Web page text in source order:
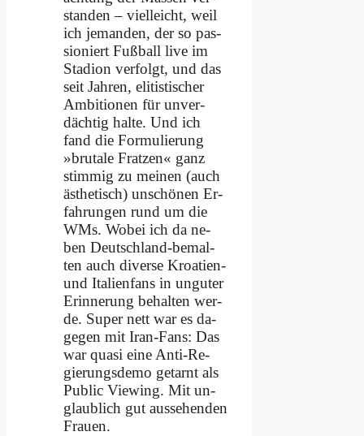
stan­den – viel­leicht, weil
ich je­man­den, der so pas­
sio­niert Fuß­ball live im
Sta­di­on ver­folgt, und das
seit Jah­ren, eli­ti­sti­scher
Am­bi­tio­nen für un­ver­
däch­tig hal­te. Und ich
fand die For­mu­lie­rung
»bru­ta­le Frat­zen« ganz
stim­mig zu mei­nen (auch
äs­the­tisch) un­schö­nen Er­
fah­run­gen rund um die
WMs. Wo­bei ich da ne­
ben Deutsch­land-be­mal­
ten auch di­ver­se Kroa­ti­en-
und Ita­li­en­fans in un­gu­ter
Er­in­ne­rung be­hal­ten wer­
de. Su­per nett war es da­
ge­gen mit Iran-Fans: Das
war qua­si ei­ne An­ti-Re­
gie­rungs­de­mo ge­tarnt als
Pu­blic Vie­w­ing. Mit un­
glaub­lich gut aus­se­hen­den
Frau­en.